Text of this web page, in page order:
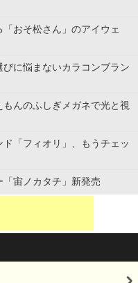
「おそ松さん」のアイウェ
に悩まないカラコンブラン
んのふしぎメガネで光と視
「フィオリ」、もうチェッ
宙ノカタチ」新発売